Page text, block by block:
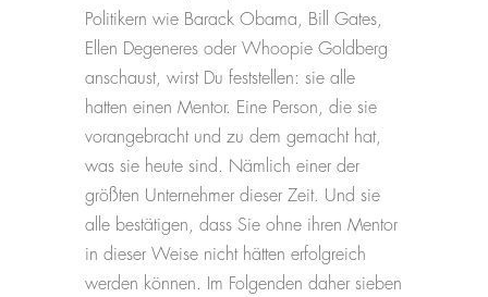
Politikern wie Barack Obama, Bill Gates,
Ellen Degeneres oder Whoopie Goldberg
anschaust, wirst Du feststellen: sie alle
hatten einen Mentor. Eine Person, die sie
vorangebracht und zu dem gemacht hat,
was sie heute sind. Nämlich einer der
größten Unternehmer dieser Zeit. Und sie
alle bestätigen, dass Sie ohne ihren Mentor
in dieser Weise nicht hätten erfolgreich
werden können. Im Folgenden daher sieben